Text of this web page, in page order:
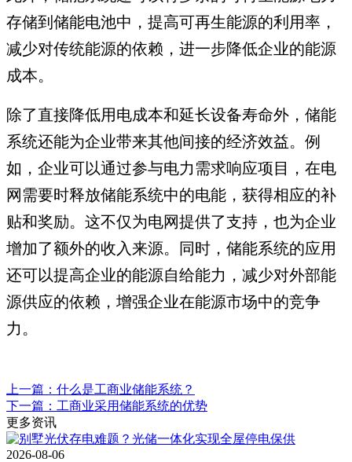
存储到储能电池中，提高可再生能源的利用率，
减少对传统能源的依赖，进一步降低企业的能源
成本。
除了直接降低用电成本和延长设备寿命外，储能
系统还能为企业带来其他间接的经济效益。例
如，企业可以通过参与电力需求响应项目，在电
网需要时释放储能系统中的电能，获得相应的补
贴和奖励。这不仅为电网提供了支持，也为企业
增加了额外的收入来源。同时，储能系统的应用
还可以提高企业的能源自给能力，减少对外部能
源供应的依赖，增强企业在能源市场中的竞争
力。
上一篇：什么是工商业储能系统？
下一篇：工商业采用储能系统的优势
更多资讯
2026-08-06